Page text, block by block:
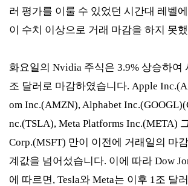
러 평가를 이룰 수 있었던 시간대 레벨
이 수치 이상으로 거래 마감을 하지 못
화요일의 Nvidia 주식은 3.9% 상승하여
조 달러로 마감하였습니다. Apple
om Inc.(AMZN), Alphabet
nc.(TSLA), Meta Platforms Inc.(META)
Corp.(MSFT) 만이 이전에 거래일의 마
계값을 넘어섰습니다. 이에 따라 Dow
에 따르면, Tesla와 Meta는 이후 1조 달